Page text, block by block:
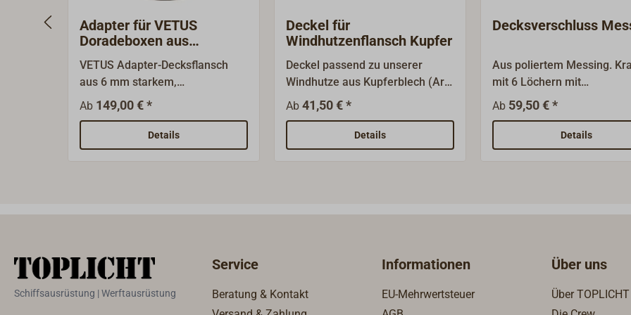
Adapter für VETUS
Doradeboxen aus
Edelstahl
VETUS Adapter-Decksflansch
aus 6 mm starkem,
hochglanzpoliertem Edelstahl
(AISI 316) mit vier Bohrungen Ø
5,2 mm.Bei Decksstärken über
25 mm, z. B. bei klassischen
zur Montage der VETUS-
VETUS-Doradeboxen vom Typ
Ab 149,00 € *
Details
Deckel für
Windhutzenflansch Kupfer
Deckel passend zu unserer
Windhutze aus Kupferblech (Art-
Nr.1847-...).Zum Abdecken des
Flansches, wenn man die Hutze
Ab 41,50 € *
Details
Decksverschluss
Aus poliertem Messing.
mit 6 Löchern mit
Senkbohrungen. Deckel
mit breiter Auflagefläche
Ab 59,50 € *
Details
Schiffsausrüstung | Werftausrüstung
Service
Beratung & Kontakt
Informationen
EU-Mehrwertsteuer
Über uns
Über TOPLICHT